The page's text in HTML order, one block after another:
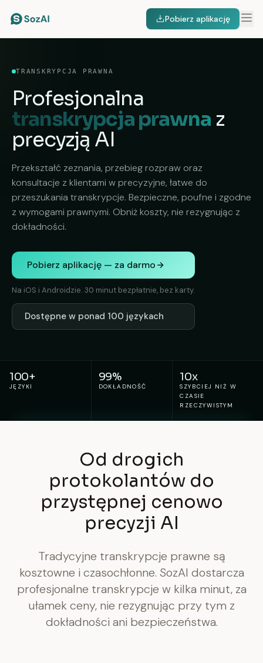
Pobierz aplikację
TRANSKRYPCJA PRAWNA
Profesjonalna
transkrypcja prawna z
precyzją AI
Przekształć zeznania, przebieg rozpraw oraz
konsultacje z klientami w precyzyjne, łatwe do
przeszukania transkrypcje. Bezpieczne, poufne i zgodne
z wymogami prawnymi. Obniż koszty, nie rezygnując z
dokładności.
Pobierz aplikację — za darmo
Na iOS i Androidzie. 30 minut bezpłatnie, bez karty.
Dostępne w ponad 100 językach
100+
JĘZYKI
99%
DOKŁADNOŚĆ
10x
SZYBCIEJ NIŻ W
CZASIE
RZECZYWISTYM
Od drogich
protokolantów do
przystępnej cenowo
precyzji AI
Tradycyjne transkrypcje prawne są
kosztowne i czasochłonne. SozAI dostarcza
profesjonalne transkrypcje w kilka minut, za
ułamek ceny, nie rezygnując przy tym z
dokładności ani bezpieczeństwa.